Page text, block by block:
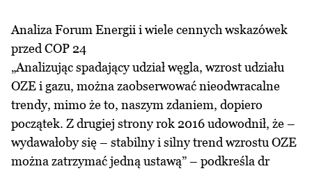
Analiza Forum Energii i wiele cennych wskazówek
przed COP 24
„Analizując spadający udział węgla, wzrost udziału
OZE i gazu, można zaobserwować nieodwracalne
trendy, mimo że to, naszym zdaniem, dopiero
początek. Z drugiej strony rok 2016 udowodnił, że –
wydawałoby się – stabilny i silny trend wzrostu OZE
można zatrzymać jedną ustawą” – podkreśla dr